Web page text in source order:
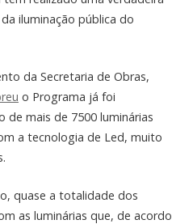
iluminação pública do
da Secretaria de Obras,
o Programa já foi
de mais de 7500 luminárias
a tecnologia de Led, muito
quase a totalidade dos
as luminárias que, de acordo